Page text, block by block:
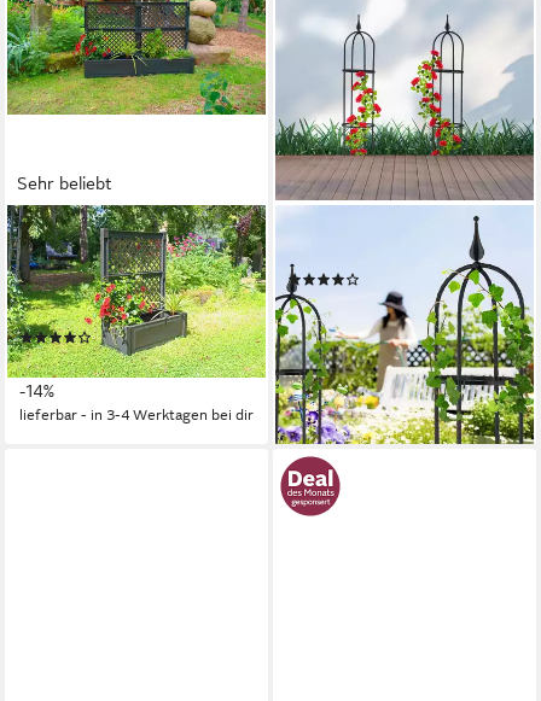
Sehr beliebt
KHW
Spalier, 2 St., 2er-Set
Pflanzkasten groß 100 cm mit
Spalier
(130)
141,67 € UVP164,90 €
-14%
lieferbar - in 3-4 Werktagen bei dir
Rankhilfe 85 cm 2er Set
18,99 € UVP39,99 €
-53%
lieferbar - in 2-3 Werktagen bei dir